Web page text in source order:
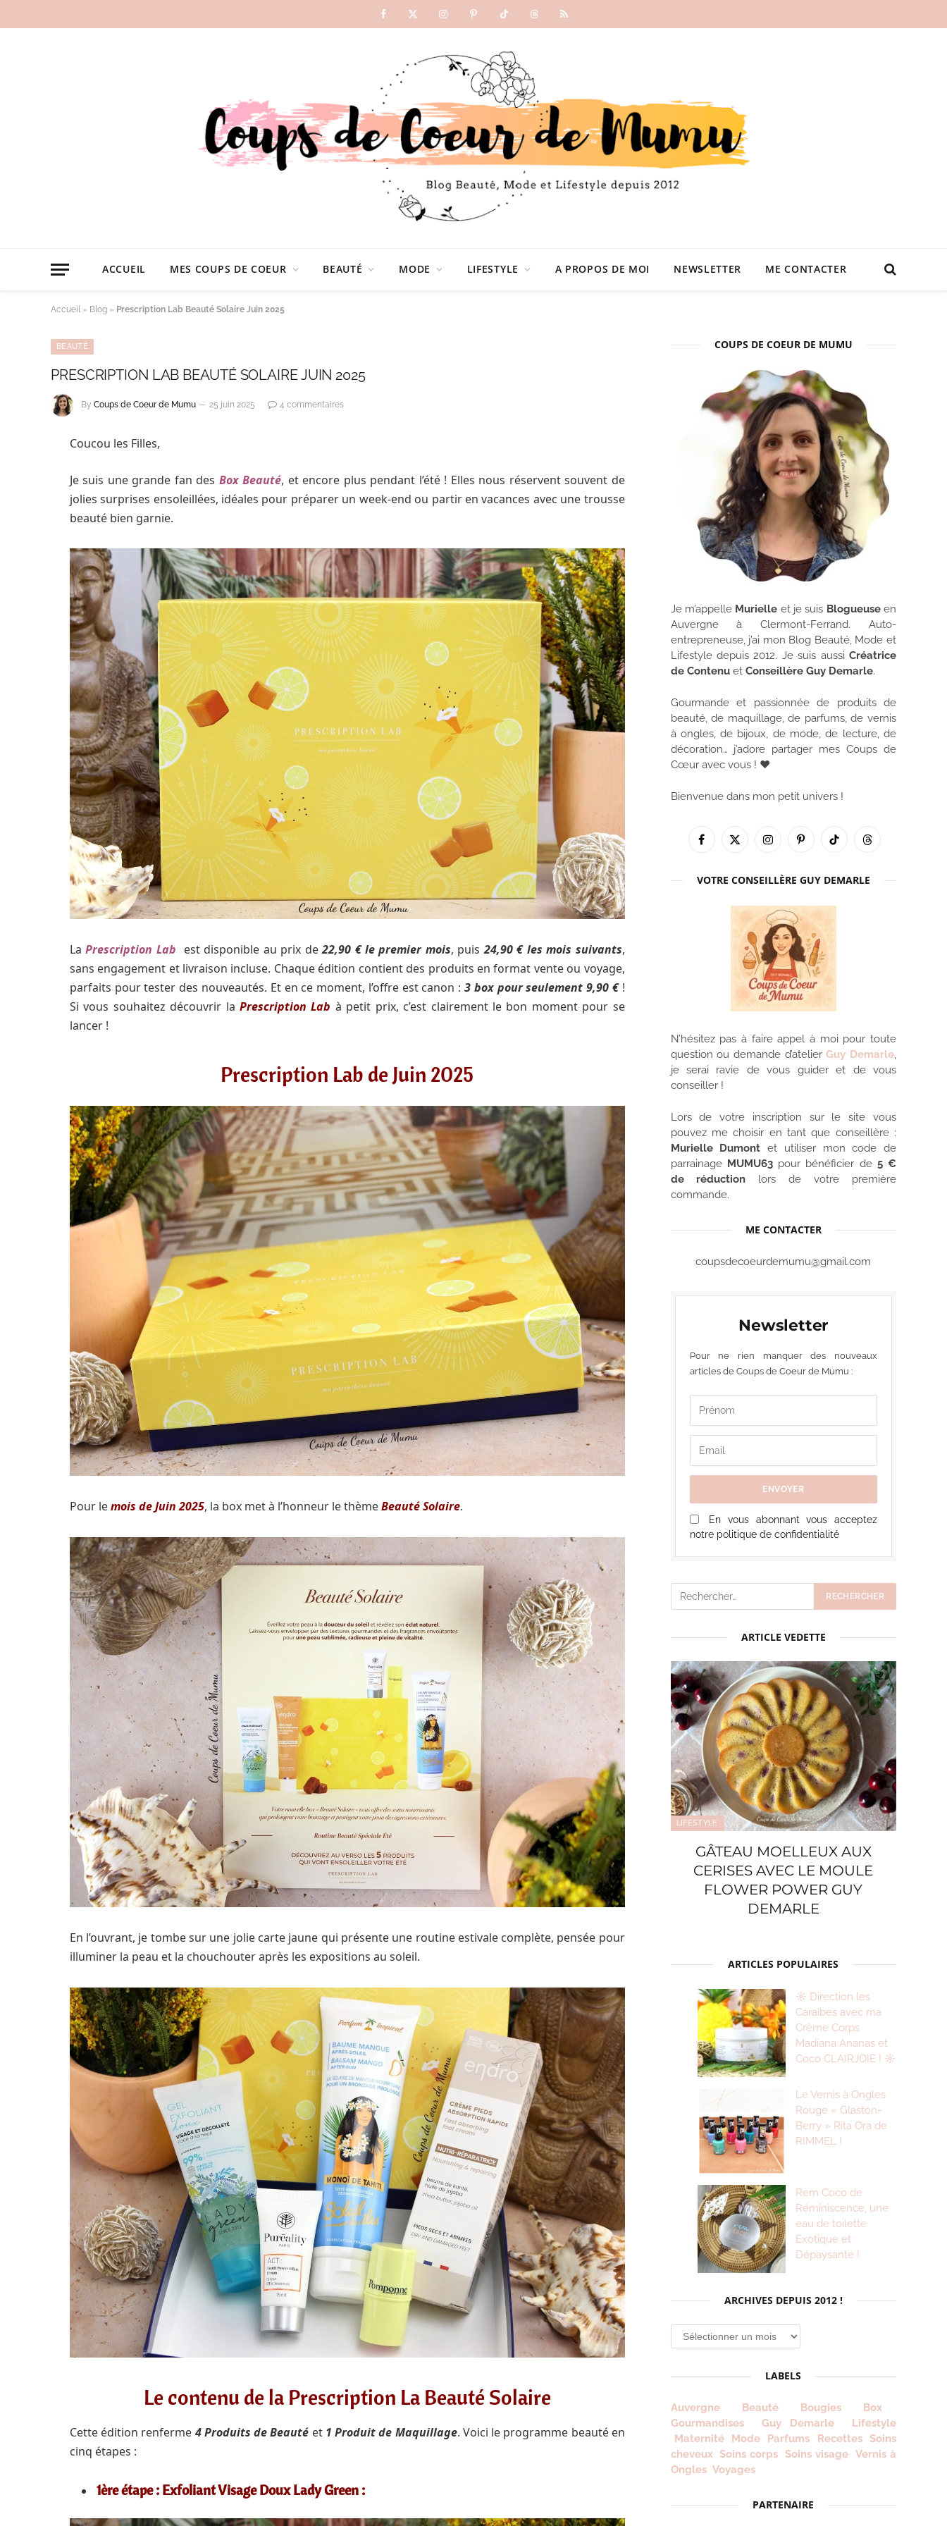
Facebook
X
InstagramPinterestTikTokThreadsRSS
ACCUEIL MES COUPS DE COEUR BEAUTÉ MODE LIFESTYLE A PROPOS DE MOI NEWSLETTER ME CONTACTER
Accueil » Blog » Prescription Lab Beauté Solaire Juin 2025
BEAUTÉ
PRESCRIPTION LAB BEAUTÉ SOLAIRE JUIN 2025
By Coups de Coeur de Mumu 25 juin 2025 4 commentaires
Coucou les Filles,
Je suis une grande fan des Box Beauté, et encore plus pendant l’été ! Elles nous réservent souvent de
jolies surprises ensoleillées, idéales pour préparer un week-end ou partir en vacances avec une trousse
beauté bien garnie.
LaPrescription Lab est disponible au prix de22,90 € le premier mois, puis24,90 € les mois suivants,
sans engagement et livraison incluse. Chaque édition contient des produits en format vente ou voyage,
parfaits pour tester des nouveautés. Et en ce moment, l’offre est canon :3 box pour seulement 9,90 €!
Si vous souhaitez découvrir la Prescription Lab à petit prix, c’est clairement le bon moment pour se
lancer !
Prescription Lab de Juin 2025
Pour lemois de Juin 2025, la box met à l’honneur le thèmeBeauté Solaire.
En l’ouvrant, je tombe sur une jolie carte jaune qui présente une routine estivale complète, pensée pour
illuminer la peau et la chouchouter après les expositions au soleil.
Le contenu de la Prescription La Beauté Solaire
Cette édition renferme 4 Produits de Beauté et 1 Produit de Maquillage. Voici le programme beauté en
cinq étapes :
1ère étape : Exfoliant Visage Doux Lady Green :
COUPS DE COEUR DE MUMU
Je m’appelle Murielle et je suis Blogueuseen
Auvergne à Clermont-Ferrand. Auto-
entrepreneuse, j’ai mon Blog Beauté, Mode et
Lifestyle depuis 2012. Je suis aussi Créatrice
de Contenuet Conseillère Guy Demarle.
Gourmande et passionnée de produits de
beauté, de maquillage, de parfums, de vernis
à ongles, de bijoux, de mode, de lecture, de
décoration… j’adore partager mes Coups de
Cœur avec vous ! ♥
Bienvenue dans mon petit univers !
Facebook
X
InstagramPinterestTikTok Threads
VOTRE CONSEILLÈRE GUY DEMARLE
N’hésitez pas à faire appel à moi pour toute
question ou demande d’atelierGuy Demarle,
je serai ravie de vous guider et de vous
conseiller !
Lors de votre inscription sur le site vous
pouvez me choisir en tant que conseillère :
Murielle Dumont et utiliser mon code de
parrainage MUMU63pour bénéficier de 5 €
de réduction lors de votre première
commande.
ME CONTACTER
coupsdecoeurdemumu@gmail.com
Newsletter
Pour ne rien manquer des nouveaux
articles de Coups de Coeur de Mumu :
En vous abonnant vous acceptez
notre politique de confidentialité
ARTICLE VEDETTE
LIFESTYLE
GÂTEAU MOELLEUX AUX
CERISES AVEC LE MOULE
FLOWER POWER GUY
DEMARLE
ARTICLES POPULAIRES
☼ Direction les
Caraïbes avec ma
Crème Corps
Madiana Ananas et
Coco CLAIRJOIE ! ☼
Le Vernis à Ongles
Rouge « Glaston-
Berry » Rita Ora de
RIMMEL !
Rem Coco de
Réminiscence, une
eau de toilette
Exotique et
Dépaysante !
ARCHIVES DEPUIS 2012 !
Archives
depuis
!
LABELS
Auvergne Beauté Bougies
Box
Gourmandises
Guy Demarle
Lifestyle
Maternité
Mode Parfums Recettes Soins
cheveux Soins corps Soins visage Vernis à
Ongles Voyages
PARTENAIRE